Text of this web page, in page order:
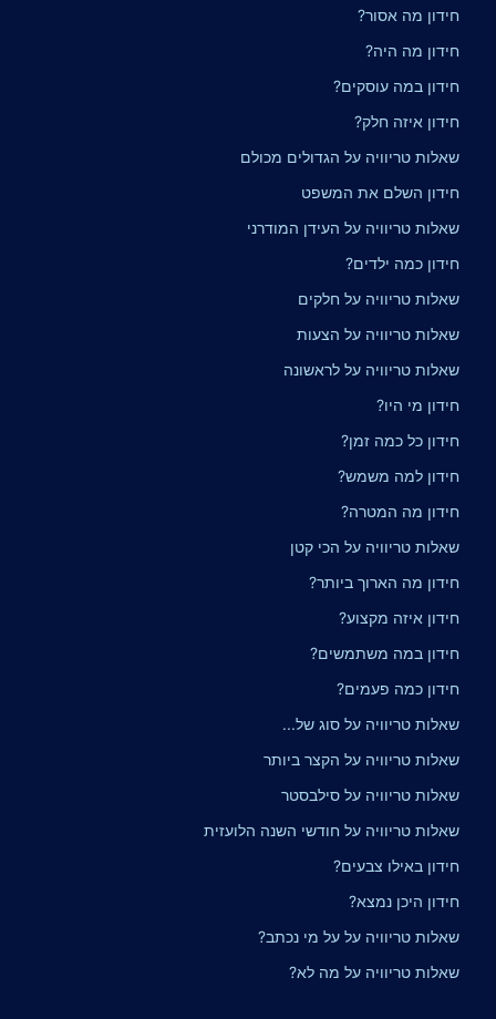
חידון מה אסור?
חידון מה היה?
חידון במה עוסקים?
חידון איזה חלק?
שאלות טריוויה על הגדולים מכולם
חידון השלם את המשפט
שאלות טריוויה על העידן המודרני
חידון כמה ילדים?
שאלות טריוויה על חלקים
שאלות טריוויה על הצעות
שאלות טריוויה על לראשונה
חידון מי היו?
חידון כל כמה זמן?
חידון למה משמש?
חידון מה המטרה?
שאלות טריוויה על הכי קטן
חידון מה הארוך ביותר?
חידון איזה מקצוע?
חידון במה משתמשים?
חידון כמה פעמים?
שאלות טריוויה על סוג של...
שאלות טריוויה על הקצר ביותר
שאלות טריוויה על סילבסטר
שאלות טריוויה על חודשי השנה הלועזית
חידון באילו צבעים?
חידון היכן נמצא?
שאלות טריוויה על על מי נכתב?
שאלות טריוויה על מה לא?